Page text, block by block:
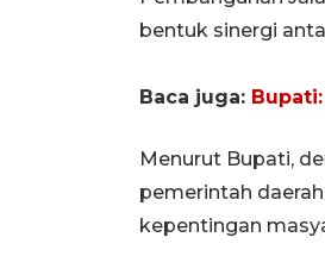
bentuk sinergi
Baca juga:
Menurut Bupati,
pemerintah
kepentingan